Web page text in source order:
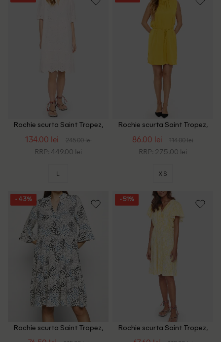
Rochie scurta Saint Tropez,
134.00 lei 245.00 lei
RRP: 449.00 lei
L
Rochie scurta Saint Tropez,
86.00 lei 114.00 lei
RRP: 275.00 lei
XS
- 43%
Rochie scurta Saint Tropez,
- 51%
Rochie scurta Saint Tropez,